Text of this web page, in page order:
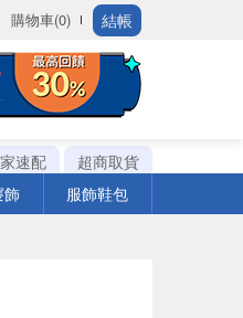
購物車(0) 結帳
家速配
超商取貨
飾 服飾鞋包